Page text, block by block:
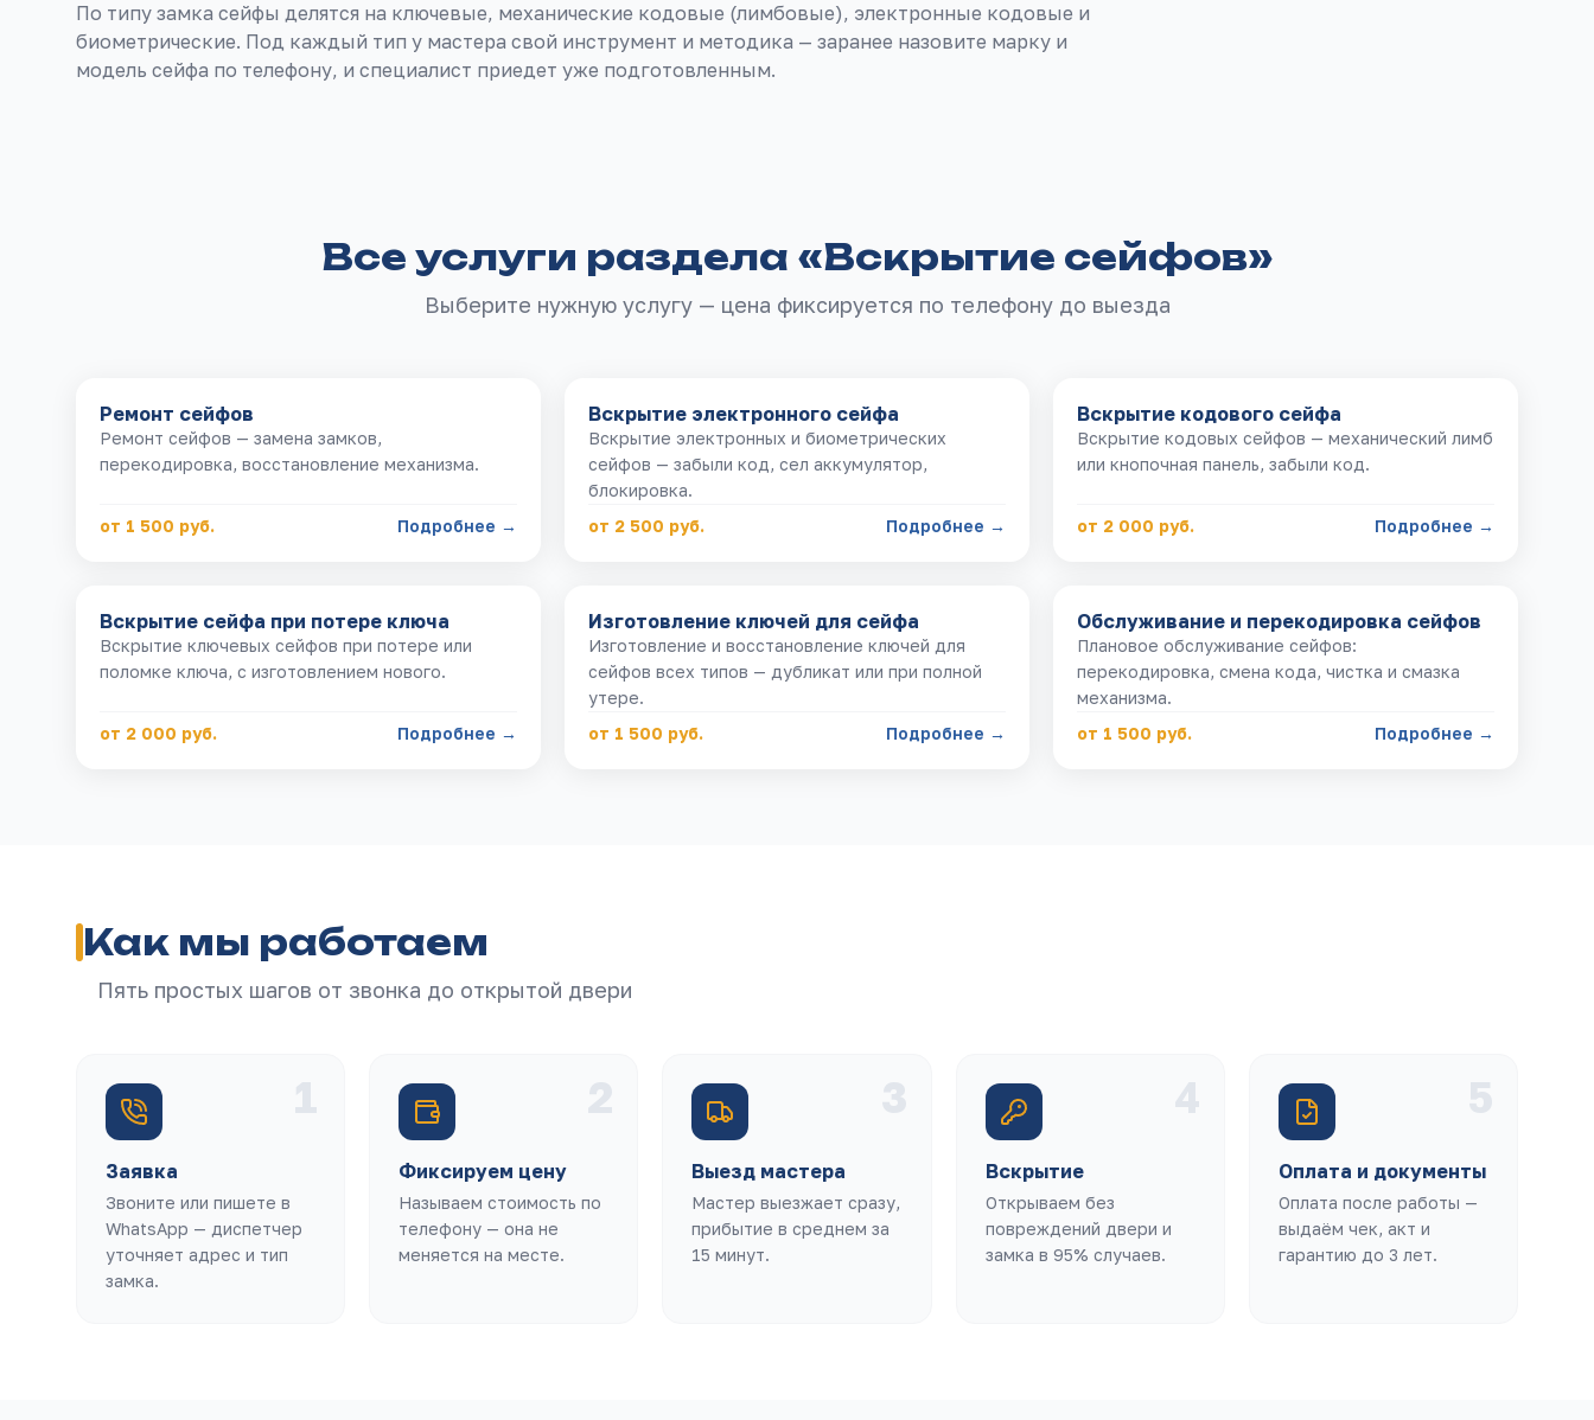
По типу замка сейфы делятся на ключевые, механические кодовые (лимбовые), электронные кодовые и
биометрические. Под каждый тип у мастера свой инструмент и методика — заранее назовите марку и
модель сейфа по телефону, и специалист приедет уже подготовленным.
Все услуги раздела «Вскрытие сейфов»
Выберите нужную услугу — цена фиксируется по телефону до выезда
Ремонт сейфов
Ремонт сейфов — замена замков,
перекодировка, восстановление механизма.
от 1 500 руб. Подробнее →
Вскрытие электронного сейфа
Вскрытие электронных и биометрических
сейфов — забыли код, сел аккумулятор,
блокировка.
от 2 500 руб.
Подробнее →
Вскрытие кодового сейфа
Вскрытие кодовых сейфов — механический лимб
или кнопочная панель, забыли код.
от 2 000 руб. Подробнее →
Вскрытие сейфа при потере ключа
Вскрытие ключевых сейфов при потере или
поломке ключа, с изготовлением нового.
от 2 000 руб. Подробнее →
Изготовление ключей для сейфа
Изготовление и восстановление ключей для
сейфов всех типов — дубликат или при полной
утере.
от 1 500 руб.
Подробнее →
Обслуживание и перекодировка сейфов
Плановое обслуживание сейфов:
перекодировка, смена кода, чистка и смазка
механизма.
от 1 500 руб.
Подробнее →
Как мы работаем
Пять простых шагов от звонка до открытой двери
Заявка
Звоните или пишете в
WhatsApp — диспетчер
уточняет адрес и тип
замка.
Фиксируем цену
Называем стоимость по
телефону — она не
меняется на месте.
Выезд мастера
Мастер выезжает сразу,
прибытие в среднем за
15 минут.
Вскрытие
Открываем без
повреждений двери и
замка в 95% случаев.
Оплата и документы
Оплата после работы —
выдаём чек, акт и
гарантию до 3 лет.